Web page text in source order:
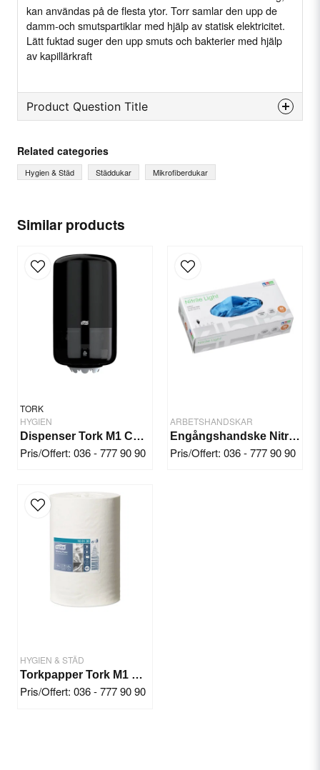
Similar products
TORK
HYGIEN
Dispenser Tork M1 Centrummatad Svart
Pris/Offert: 036 - 777 90 90
ARBETSHANDSKAR
Engångshandske Nitril KBM Light
Pris/Offert: 036 - 777 90 90
HYGIEN & STÄD
Torkpapper Tork M1 Centrummatat
Pris/Offert: 036 - 777 90 90
kan användas på de flesta ytor. Torr samlar den upp de
damm-och smutspartiklar med hjälp av statisk elektricitet.
Lätt fuktad suger den upp smuts och bakterier med hjälp
av kapillärkraft
Product Question Title
Ask us something about this product...
Name
email
Email
Yes, you can publish my question.
Related categories
Hygien & Städ Städdukar Mikrofiberdukar